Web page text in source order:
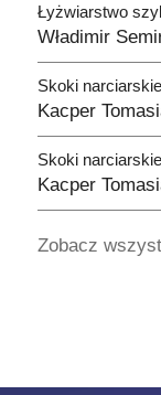
Zobacz
Łyżwiarstwo
Władimir
Skoki
Kacper
Skoki
Kacper